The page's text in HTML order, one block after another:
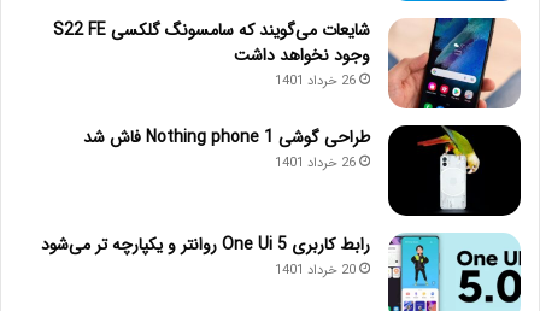
شایعات می‌گویند که سامسونگ گلکسی S22 FE
وجود نخواهد داشت
26 خرداد 1401
طراحی گوشی Nothing phone 1 فاش شد
26 خرداد 1401
رابط کاربری One Ui 5 روانتر و یکپارچه تر می‌شود
20 خرداد 1401